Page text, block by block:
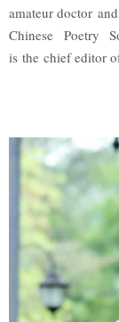
amateur doctor
Chinese Poetry
is the chief editor